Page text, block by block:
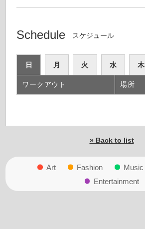
Schedule スケジュール
日 月 火 水 木
ワークアウト 場所
» Back to list
Art Fashion Music
Entertainment